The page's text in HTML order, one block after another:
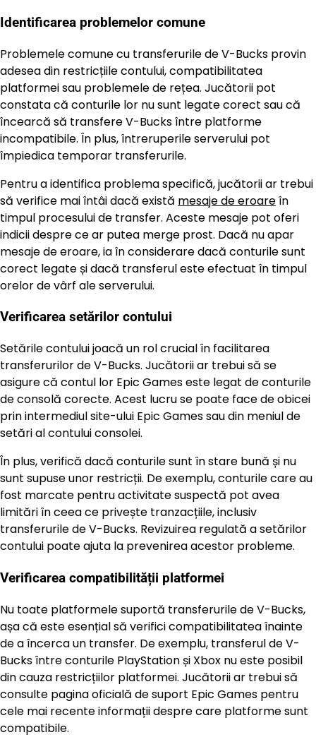
Identificarea problemelor comune
Problemele comune cu transferurile de V-Bucks provin
adesea din restricțiile contului, compatibilitatea
platformei sau problemele de rețea. Jucătorii pot
constata că conturile lor nu sunt legate corect sau că
încearcă să transfere V-Bucks între platforme
incompatibile. În plus, întreruperile serverului pot
împiedica temporar transferurile.
Pentru a identifica problema specifică, jucătorii ar trebui
să verifice mai întâi dacă există mesaje de eroareîn
timpul procesului de transfer. Aceste mesaje pot oferi
indicii despre ce ar putea merge prost. Dacă nu apar
mesaje de eroare, ia în considerare dacă conturile sunt
corect legate și dacă transferul este efectuat în timpul
orelor de vârf ale serverului.
Verificarea setărilor contului
Setările contului joacă un rol crucial în facilitarea
transferurilor de V-Bucks. Jucătorii ar trebui să se
asigure că contul lor Epic Games este legat de conturile
de consolă corecte. Acest lucru se poate face de obicei
prin intermediul site-ului Epic Games sau din meniul de
setări al contului consolei.
În plus, verifică dacă conturile sunt în stare bună și nu
sunt supuse unor restricții. De exemplu, conturile care au
fost marcate pentru activitate suspectă pot avea
limitări în ceea ce privește tranzacțiile, inclusiv
transferurile de V-Bucks. Revizuirea regulată a setărilor
contului poate ajuta la prevenirea acestor probleme.
Verificarea compatibilității platformei
Nu toate platformele suportă transferurile de V-Bucks,
așa că este esențial să verifici compatibilitatea înainte
de a încerca un transfer. De exemplu, transferul de V-
Bucks între conturile PlayStation și Xbox nu este posibil
din cauza restricțiilor platformei. Jucătorii ar trebui să
consulte pagina oficială de suport Epic Games pentru
cele mai recente informații despre care platforme sunt
compatibile.